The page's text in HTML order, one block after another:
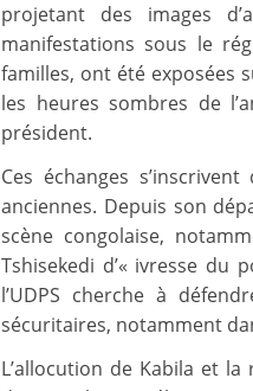
projetant des images
manifestations sous le
familles, ont été exposées
les heures sombres de
président.
Ces échanges
anciennes. Depuis son
scène congolaise,
Tshisekedi d’« ivresse
l’UDPS cherche à
sécuritaires, notamment
L’allocution de Kabila et